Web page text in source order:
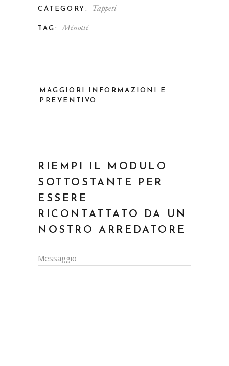
CATEGORY: Tappeti
TAG: Minotti
MAGGIORI INFORMAZIONI E
PREVENTIVO
RIEMPI IL MODULO
SOTTOSTANTE PER
ESSERE
RICONTATTATO DA UN
NOSTRO ARREDATORE
Messaggio